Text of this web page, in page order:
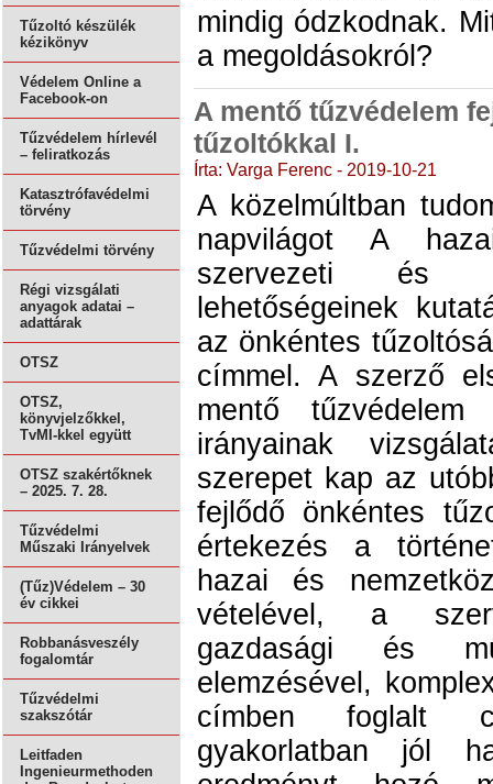
Tűzoltó készülék
kézikönyv
Védelem Online a
Facebook-on
Tűzvédelem hírlevél
– feliratkozás
Katasztrófavédelmi
törvény
Tűzvédelmi törvény
Régi vizsgálati
anyagok adatai –
adattárak
OTSZ
OTSZ,
könyvjelzőkkel,
TvMI-kkel együtt
OTSZ szakértőknek
– 2025. 7. 28.
Tűzvédelmi
Műszaki Irányelvek
(Tűz)Védelem – 30
év cikkei
Robbanásveszély
fogalomtár
Tűzvédelmi
szakszótár
Leitfaden
Ingenieurmethoden
mindig ódzkodnak.
a megoldásokról?
A mentő tűzvédelem
tűzoltókkal I.
Írta: Varga Ferenc - 2019-10-21
A közelmúltban
napvilágot A
szervezeti és
lehetőségeinek
az önkéntes
címmel. A szerző
mentő tűzvédelem
irányainak
szerepet kap az
fejlődő önkéntes
értekezés a
hazai és
vételével, a
gazdasági és
elemzésével,
címben foglalt
gyakorlatban jól